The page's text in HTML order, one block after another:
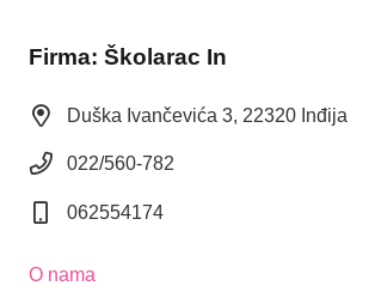
Firma: Školarac In
Duška Ivančevića 3, 22320 Inđija
022/560-782
062554174
O nama